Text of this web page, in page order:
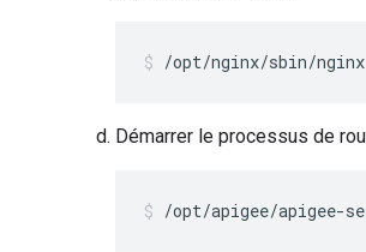
/opt/nginx/sbin/
Démarrer le processus de
/opt/apigee/apigee-